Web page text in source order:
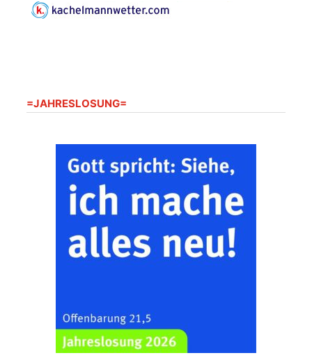
=JAHRESLOSUNG=